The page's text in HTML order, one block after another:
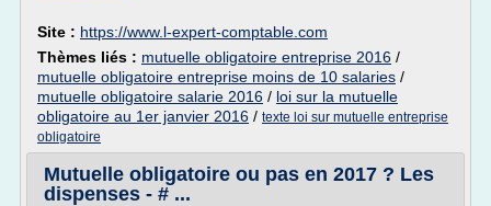
Site : https://www.l-expert-comptable.com
Thèmes liés : mutuelle obligatoire entreprise 2016 /
mutuelle obligatoire entreprise moins de 10 salaries /
mutuelle obligatoire salarie 2016 / loi sur la mutuelle
obligatoire au 1er janvier 2016 / texte loi sur mutuelle entreprise
obligatoire
Mutuelle obligatoire ou pas en 2017 ? Les
dispenses - # ...